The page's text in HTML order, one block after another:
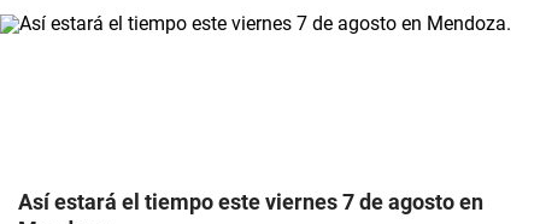
Así estará el tiempo este viernes 7 de agosto en